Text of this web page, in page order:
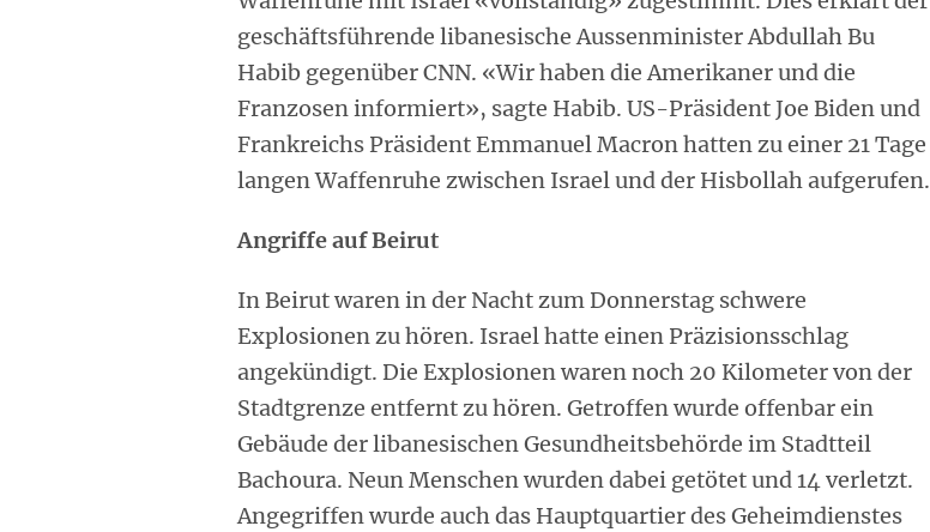
geschäftsführende libanesische Aussenminister Abdullah Bu
Habib gegenüber CNN. «Wir haben die Amerikaner und die
Franzosen informiert», sagte Habib. US-Präsident Joe Biden und
Frankreichs Präsident Emmanuel Macron hatten zu einer 21 Tage
langen Waffenruhe zwischen Israel und der Hisbollah aufgerufen.
Angriffe auf Beirut
In Beirut waren in der Nacht zum Donnerstag schwere
Explosionen zu hören. Israel hatte einen Präzisionsschlag
angekündigt. Die Explosionen waren noch 20 Kilometer von der
Stadtgrenze entfernt zu hören. Getroffen wurde offenbar ein
Gebäude der libanesischen Gesundheitsbehörde im Stadtteil
Bachoura. Neun Menschen wurden dabei getötet und 14 verletzt.
Angegriffen wurde auch das Hauptquartier des Geheimdienstes